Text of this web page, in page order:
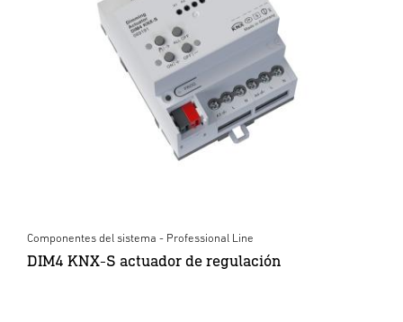
Componentes del sistema - Professional Line
DIM4 KNX-S actuador de regulación